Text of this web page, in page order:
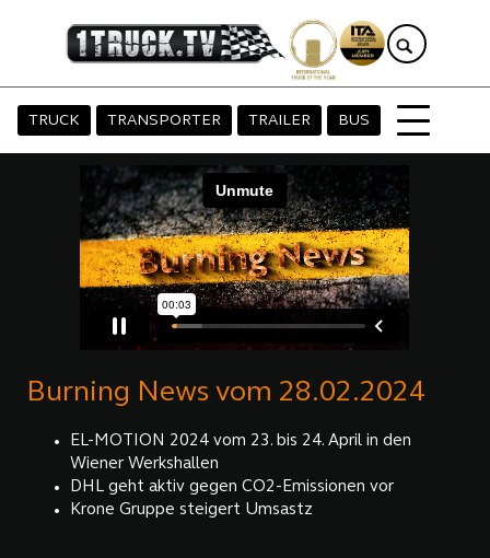
TRUCK TRANSPORTER TRAILER BUS
Burning News vom 28.02.2024
EL-MOTION 2024 vom 23. bis 24. April in den
Wiener Werkshallen
DHL geht aktiv gegen CO2-Emissionen vor
Krone Gruppe steigert Umsastz